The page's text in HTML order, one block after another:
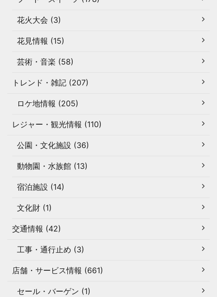
花火大会 (3)
花見情報 (15)
芸術・音楽 (58)
トレンド・雑記 (207)
ロケ地情報 (205)
レジャー・観光情報 (110)
公園・文化施設 (36)
動物園・水族館 (13)
宿泊施設 (14)
文化財 (1)
交通情報 (42)
工事・通行止め (3)
店舗・サービス情報 (661)
セール・バーゲン (1)